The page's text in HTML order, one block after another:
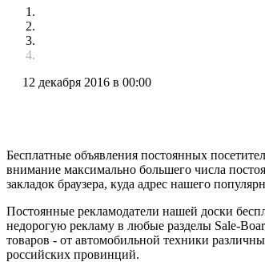
12 декабря 2016 в 00:00
Бесплатные объявления постоянных
внимание максимально большего числа
закладок браузера, куда адрес нашего
Постоянные рекламодатели нашей доски
недорогую рекламу в любые разделы Sale-
товаров - от автомобильной техники
российских провинций.